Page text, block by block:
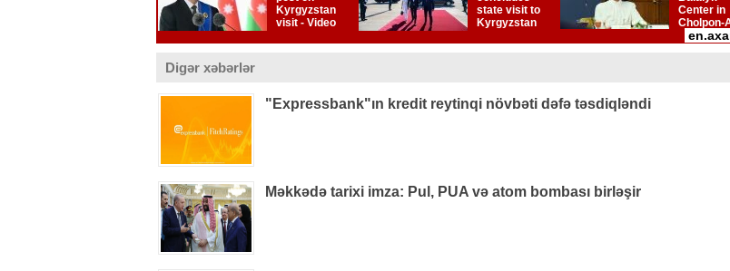
Digər xəbərlər
"Expressbank"ın kredit reytinqi növbəti dəfə təsdiqləndi
Məkkədə tarixi imza: Pul, PUA və atom bombası birləşir